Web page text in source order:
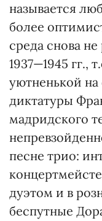
называется
более
среда снова
1937—1945 гг.,
уютненькой
диктатуры
мадридского
песне трио:
дуэтом и в
беспутные